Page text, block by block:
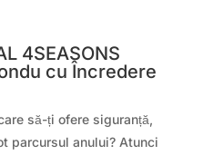
4SEASONS
cu Încredere
să-ți ofere siguranță,
parcursul anului? Atunci